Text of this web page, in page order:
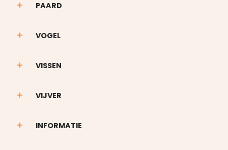
PAARD
VOGEL
VISSEN
VIJVER
INFORMATIE